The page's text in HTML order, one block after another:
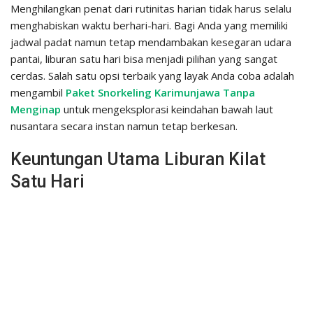
Menghilangkan penat dari rutinitas harian tidak harus selalu
menghabiskan waktu berhari-hari. Bagi Anda yang memiliki
jadwal padat namun tetap mendambakan kesegaran udara
pantai, liburan satu hari bisa menjadi pilihan yang sangat
cerdas. Salah satu opsi terbaik yang layak Anda coba adalah
mengambil Paket Snorkeling Karimunjawa Tanpa
Menginap untuk mengeksplorasi keindahan bawah laut
nusantara secara instan namun tetap berkesan.
Keuntungan Utama Liburan Kilat
Satu Hari